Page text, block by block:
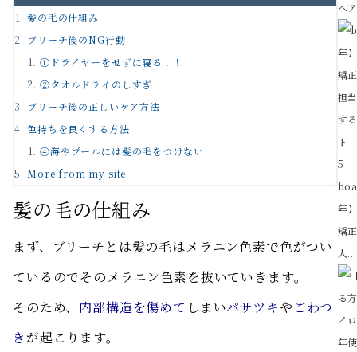
髪の毛の仕組み
ブリーチ後のNG行動
①ドライヤーをせずに寝る！！
②タオルドライのしすぎ
ブリーチ後の正しいケア方法
色持ちを良くする方法
④海やプールには髪の毛をつけない
More from my site
髪の毛の仕組み
まず、ブリーチとは髪の毛はメラニン色素で色がつい
ているのでそのメラニン色素を抜いていきます。
そのため、 内部構造を傷めて しまいパサツキや ごわつ
き が起こります。
ヘ
5
年
矯
人...